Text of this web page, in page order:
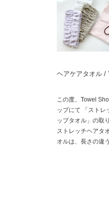
ヘアケアタオル /
この度、Towel
ップにて 「ストレ
ップタオル」の取
ストレッチヘアタ
オルは、長さの違